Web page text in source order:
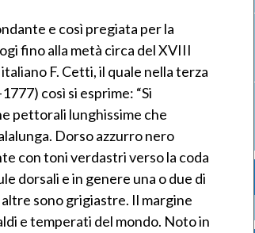
e così pregiata per la
fino alla metà circa del XVIII
F. Cetti, il quale nella terza
così si esprime: “Si
pettorali lunghissime che
Dorso azzurro nero
con toni verdastri verso la coda
dorsali e in genere una o due di
sono grigiastre. Il margine
e temperati del mondo. Noto in